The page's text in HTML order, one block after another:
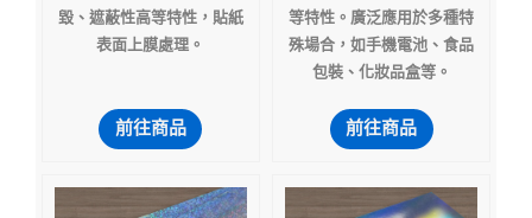
毀、遮蔽性高等特性，貼紙
表面上膜處理。
前往商品
等特性。廣泛應用於多種特
殊場合，如手機電池、食品
包裝、化妝品盒等。
前往商品